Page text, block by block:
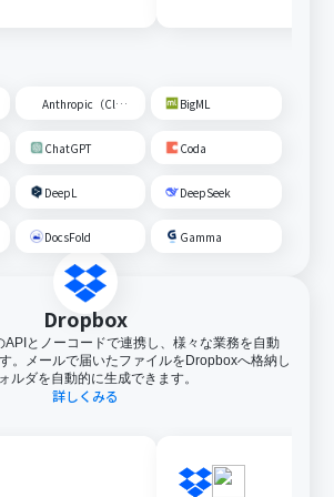
Anthropic（Claude） BigML
ChatGPT Coda
DeepL DeepSeek
DocsFold Gamma
Dropbox
とノーコードで連携し、様々な業務を自動
。メールで届いたファイルをDropboxへ格納し
ルダを自動的に生成できます。
詳しくみる